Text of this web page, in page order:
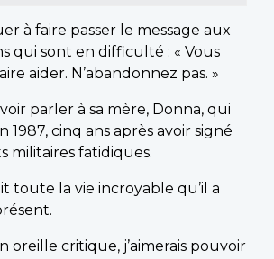
à faire passer le message aux
qui sont en difficulté : « Vous
aider. N’abandonnez pas. »
parler à sa mère, Donna, qui
1987, cinq ans après avoir signé
militaires fatidiques.
toute la vie incroyable qu’il a
oreille critique, j’aimerais pouvoir